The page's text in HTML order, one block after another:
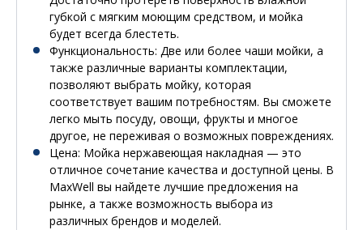
губкой с мягким моющим средством, и мойка
будет всегда блестеть.
Функциональность: Две или более чаши мойки, а
также различные варианты комплектации,
позволяют выбрать мойку, которая
соответствует вашим потребностям. Вы сможете
легко мыть посуду, овощи, фрукты и многое
другое, не переживая о возможных повреждениях.
Цена: Мойка нержавеющая накладная — это
отличное сочетание качества и доступной цены. В
MaxWell вы найдете лучшие предложения на
рынке, а также возможность выбора из
различных брендов и моделей.